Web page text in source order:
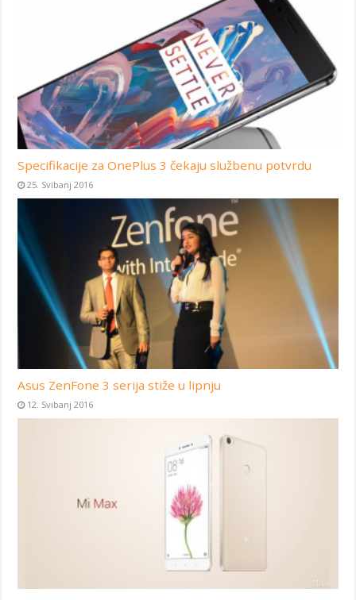
Specifikacije za OnePlus 3 čekaju službenu potvrdu
25. Svibanj 2016
Asus ZenFone 3 serija stiže u lipnju
12. Svibanj 2016